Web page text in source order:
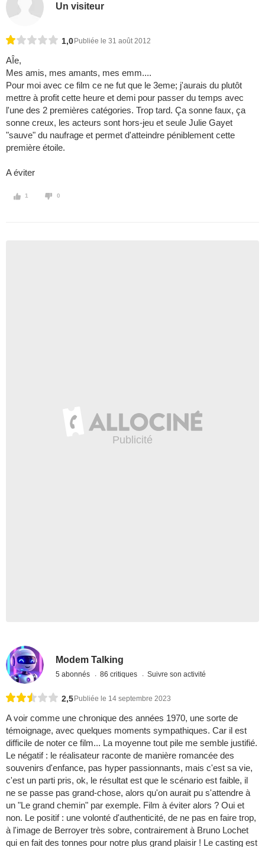
Un visiteur
1,0 Publiée le 31 août 2012
AÎe,
Mes amis, mes amants, mes emm....
Pour moi avec ce film ce ne fut que le 3eme; j'aurais du plutôt
mettre à profit cette heure et demi pour passer du temps avec
l'une des 2 premières catégories. Trop tard. Ça sonne faux, ça
sonne creux, les acteurs sont hors-jeu et seule Julie Gayet
"sauve" du naufrage et permet d'atteindre péniblement cette
première étoile.
A éviter
1 0
Modem Talking
5 abonnés 86 critiques Suivre son activité
2,5 Publiée le 14 septembre 2023
A voir comme une chronique des années 1970, une sorte de
témoignage, avec quelques moments sympathiques. Car il est
difficile de noter ce film... La moyenne tout pile me semble justifié.
Le négatif : le réalisateur raconte de manière romancée des
souvenirs d'enfance, pas hyper passionnants, mais c'est sa vie,
c'est un parti pris, ok, le résultat est que le scénario est faible, il
ne se passe pas grand-chose, alors qu'on aurait pu s'attendre à
un "Le grand chemin" par exemple. Film à éviter alors ? Oui et
non. Le positif : une volonté d'authenticité, de ne pas en faire trop,
à l'image de Berroyer très sobre, contrairement à Bruno Lochet
qui en fait des tonnes pour notre plus grand plaisir ! Le casting est